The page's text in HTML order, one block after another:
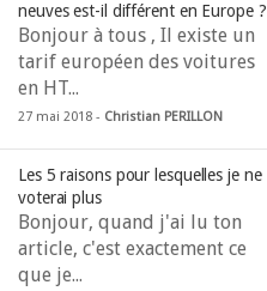
neuves est-il différent en Europe ?
Bonjour à tous , Il existe un
tarif européen des voitures
en HT...
27 mai 2018 - Christian PERILLON
Les 5 raisons pour lesquelles je ne
voterai plus
Bonjour, quand j'ai lu ton
article, c'est exactement ce
que je...